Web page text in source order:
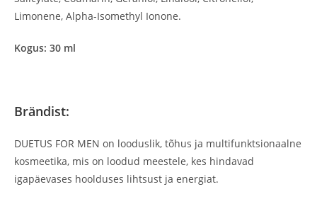
Limonene, Alpha-Isomethyl Ionone.
Kogus: 30 ml
Brändist:
DUETUS FOR MEN on looduslik, tõhus ja multifunktsionaalne
kosmeetika, mis on loodud meestele, kes hindavad
igapäevases hoolduses lihtsust ja energiat.